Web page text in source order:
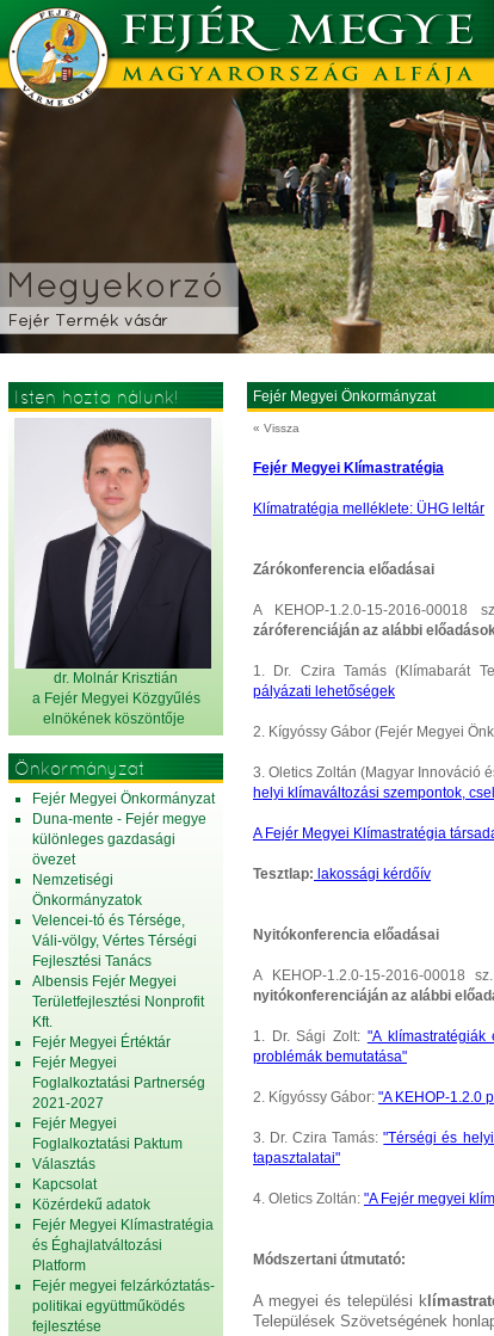
Isten hozta nálunk!
dr. Molnár Krisztián
a Fejér Megyei Közgyűlés
elnökének köszöntője
Önkormányzat
Fejér Megyei Önkormányzat
Duna-mente - Fejér megye
különleges gazdasági
övezet
Nemzetiségi
Önkormányzatok
Velencei-tó és Térsége,
Váli-völgy, Vértes Térségi
Fejlesztési Tanács
Albensis Fejér Megyei
Területfejlesztési Nonprofit
Kft.
Fejér Megyei Értéktár
Fejér Megyei
Foglalkoztatási Partnerség
2021-2027
Fejér Megyei
Foglalkoztatási Paktum
Választás
Kapcsolat
Közérdekű adatok
Fejér Megyei Klímastratégia
és Éghajlatváltozási
Platform
Fejér megyei felzárkóztatás-
politikai együttműködés
fejlesztése
Fejér Megyei Önkormányzat
« Vissza
Fejér Megyei Klímastratégia
Klímatratégia melléklete: ÜHG leltár
Zárókonferencia előadásai
A KEHOP-1.2.0-15-2016-
záróferenciáján az alábbi
1. Dr. Czira Tamás (Klímabarát
pályázati lehetőségek
2. Kígyóssy Gábor (Fejér Megyei
3. Oletics Zoltán (Magyar Innováció
helyi klímaváltozási szempontok,
A Fejér Megyei Klímastratégia
Tesztlap: lakossági kérdőív
Nyitókonferencia előadásai
A KEHOP-1.2.0-15-2016-00018
nyitókonferenciáján az alábbi
1. Dr. Sági Zolt: "A klímastratégiák
problémák bemutatása"
2. Kígyóssy Gábor: "A KEHOP-1.2.0
3. Dr. Czira Tamás:"Térségi és
tapasztalatai"
4. Oletics Zoltán: "A Fejér megyei
Módszertani útmutató:
A megyei és települési k
Települések Szövetségének